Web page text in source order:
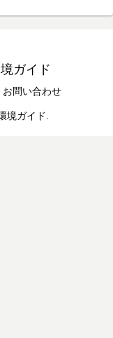
ガイド
お問い合わせ
境ガイド.